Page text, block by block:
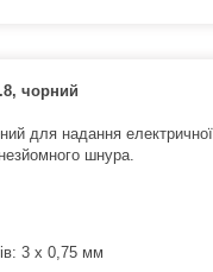
чорний
для надання електричної
шнура.
3 х 0,75 мм